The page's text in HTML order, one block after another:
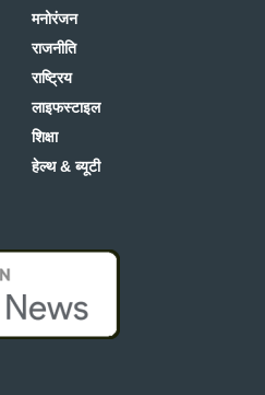
मनोरंजन
राजनीति
राष्ट्रिय
लाइफस्टाइल
शिक्षा
हेल्थ & ब्यूटी